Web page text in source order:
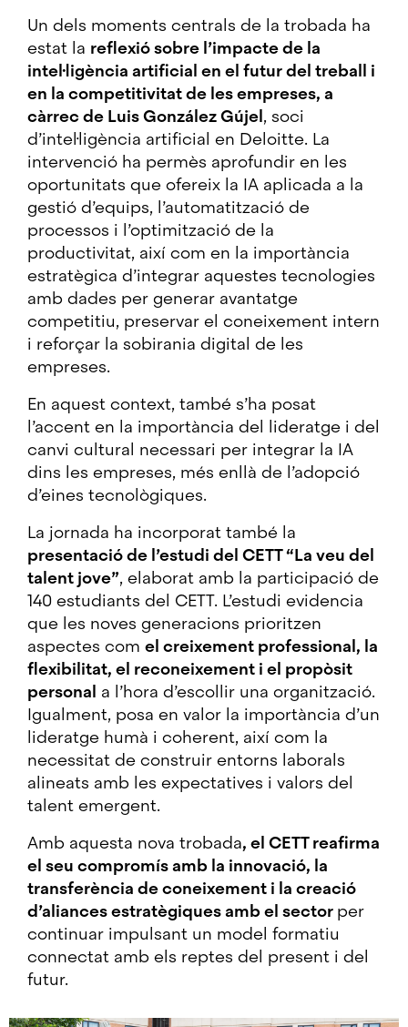
Un dels moments centrals de la trobada ha
estat la reflexió sobre l’impacte de la
intel·ligència artificial en el futur del treball i
en la competitivitat de les empreses, a
càrrec de Luis González Gújel, soci
d’intel·ligència artificial en Deloitte. La
intervenció ha permès aprofundir en les
oportunitats que ofereix la IA aplicada a la
gestió d’equips, l’automatització de
processos i l’optimització de la
productivitat, així com en la importància
estratègica d’integrar aquestes tecnologies
amb dades per generar avantatge
competitiu, preservar el coneixement intern
i reforçar la sobirania digital de les
empreses.
En aquest context, també s’ha posat
l’accent en la importància del lideratge i del
canvi cultural necessari per integrar la IA
dins les empreses, més enllà de l’adopció
d’eines tecnològiques.
La jornada ha incorporat també la
presentació de l’estudi del CETT “La veu del
talent jove”, elaborat amb la participació de
140 estudiants del CETT. L’estudi evidencia
que les noves generacions prioritzen
aspectes com el creixement professional, la
flexibilitat, el reconeixement i el propòsit
personal a l’hora d’escollir una organització.
Igualment, posa en valor la importància d’un
lideratge humà i coherent, així com la
necessitat de construir entorns laborals
alineats amb les expectatives i valors del
talent emergent.
Amb aquesta nova trobada, el CETT reafirma
el seu compromís amb la innovació, la
transferència de coneixement i la creació
d’aliances estratègiques amb el sector per
continuar impulsant un model formatiu
connectat amb els reptes del present i del
futur.